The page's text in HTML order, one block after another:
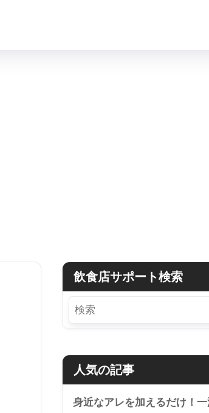
飲食店サポート検索
人気の記事
身近なアレを加えるだけ！